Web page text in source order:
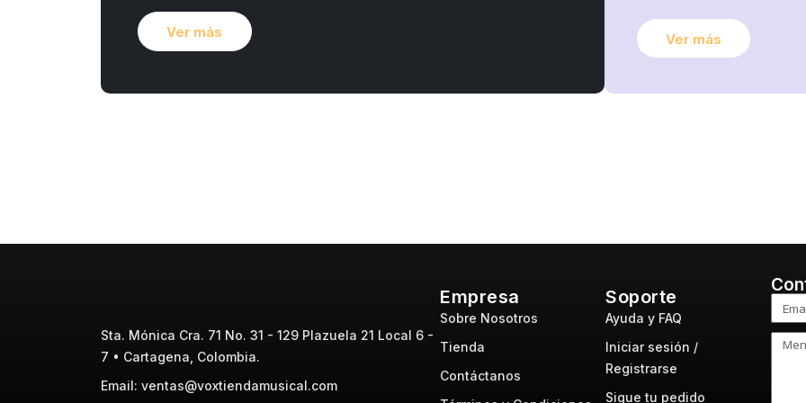
Ver más Ver más
Sta. Mónica Cra. 71 No. 31 - 129 Plazuela 21 Local 6 -
7 • Cartagena, Colombia.
Email: ventas@voxtiendamusical.com
Empresa
Sobre Nosotros
Tienda
Contáctanos
Soporte
Ayuda y FAQ
Iniciar sesión /
Registrarse
Sigue tu pedido